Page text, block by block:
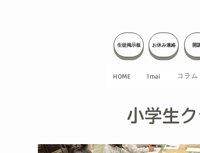
生徒掲示板 お休み連絡 開
HOME 1mai コラム
小学生